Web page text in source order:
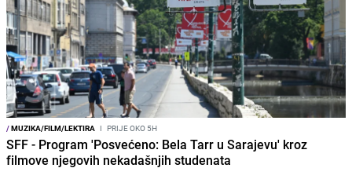
/MUZIKA/FILM/LEKTIRA I PRIJE OKO 5H
SFF - Program 'Posvećeno: Bela Tarr u Sarajevu' kroz
filmove njegovih nekadašnjih studenata